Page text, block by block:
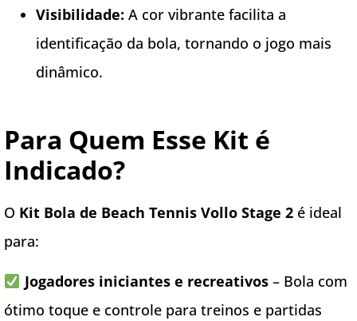
Visibilidade: A cor vibrante facilita a
identificação da bola, tornando o jogo mais
dinâmico.
Para Quem Esse Kit é
Indicado?
O Kit Bola de Beach Tennis Vollo Stage 2 é ideal
para:
Jogadores iniciantes e recreativos– Bola com
ótimo toque e controle para treinos e partidas